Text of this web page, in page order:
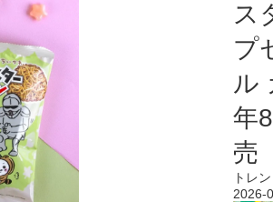
ス
プ
ル
年
売
トレ
2026-